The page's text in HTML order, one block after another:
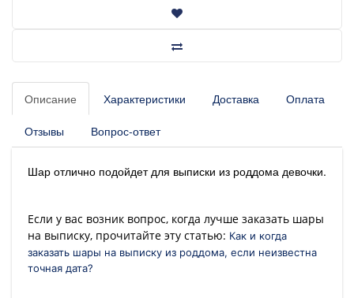
Описание Характеристики Доставка Оплата
Отзывы Вопрос-ответ
Шар отлично подойдет для выписки из роддома девочки.
Если у вас возник вопрос, когда лучше заказать шары
на выписку, прочитайте эту статью: Как и когда
заказать шары на выписку из роддома, если неизвестна
точная дата?